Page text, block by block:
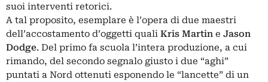
suoi interventi retorici.
A tal proposito, esemplare è l’opera di due maestri
dell’accostamento d’oggetti quali Kris Martin e Jason
Dodge. Del primo fa scuola l’intera produzione, a cui
rimando, del secondo segnalo giusto i due “aghi”
puntati a Nord ottenuti esponendo le “lancette” di un